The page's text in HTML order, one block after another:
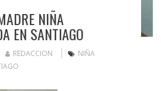
NIÑA
EN SANTIAGO
REDACCION
NIÑA